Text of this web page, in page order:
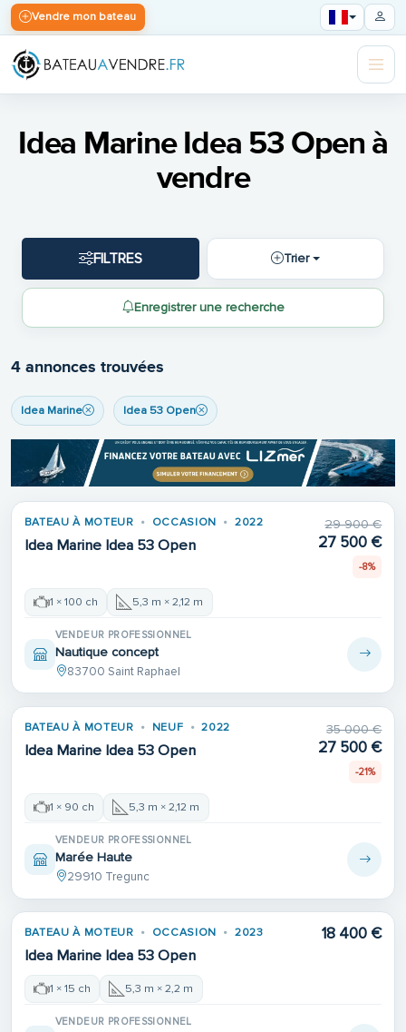
Vendre mon bateau
Idea Marine Idea 53 Open à
vendre
FILTRES Trier
Enregistrer une recherche
4 annonces trouvées
Idea Marine Idea 53 Open
BATEAU À MOTEUR OCCASION 2022
Idea Marine Idea 53 Open
29 900 €
27 500 €
-8%
1 × 100 ch 5,3 m × 2,12 m
VENDEUR PROFESSIONNEL
Nautique concept
83700 Saint Raphael
BATEAU À MOTEUR NEUF 2022
Idea Marine Idea 53 Open
35 000 €
27 500 €
-21%
1 × 90 ch 5,3 m × 2,12 m
VENDEUR PROFESSIONNEL
Marée Haute
29910 Tregunc
BATEAU À MOTEUR OCCASION 2023
Idea Marine Idea 53 Open
18 400 €
1 × 15 ch 5,3 m × 2,2 m
VENDEUR PROFESSIONNEL